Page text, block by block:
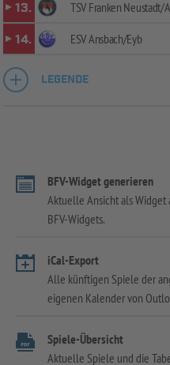
13.
TSV Franken Neustadt/
14.
ESV Ansbach/Eyb
LEGENDE
BFV-Widget generieren
Aktuelle Ansicht als Widget
BFV-Widgets.
iCal-Export
Alle künftigen Spiele der
eigenen Kalender von
Spiele-Übersicht
Aktuelle Spiele und die